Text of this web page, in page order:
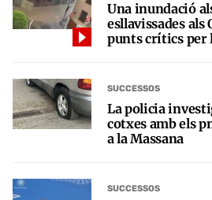
Una inundació
esllavissades als
punts crítics per
SUCCESSOS
La policia
cotxes amb els
a la Massana
SUCCESSOS